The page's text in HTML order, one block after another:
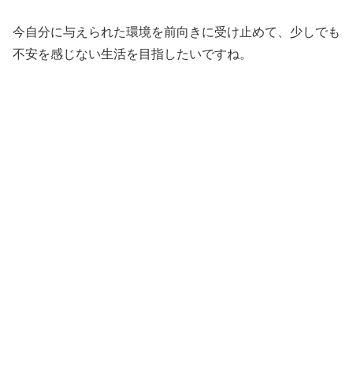
今自分に与えられた環境を前向きに受け止めて、少しでも
不安を感じない生活を目指したいですね。